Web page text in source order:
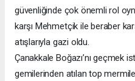
güvenliğinde çok önemli rol
karşı Mehmetçik ile beraber
atışlarıyla gazi oldu.
Çanakkale Boğazı’nı geçmek
gemilerinden atılan top